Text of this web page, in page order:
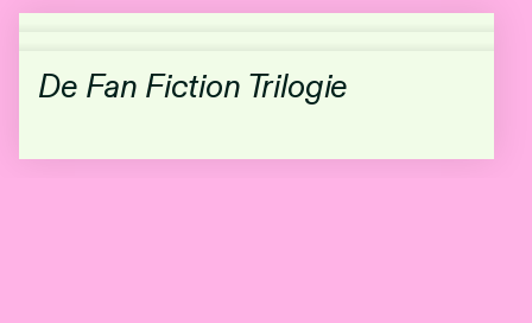
De Fan Fiction Trilogie